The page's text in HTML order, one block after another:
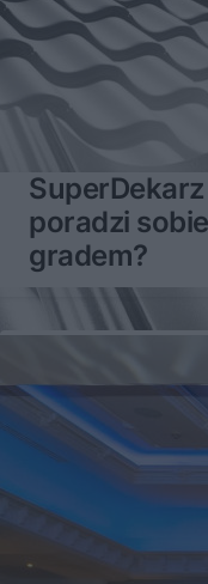
poradzi
gradem?